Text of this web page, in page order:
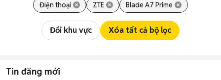
Điện thoại ZTE Blade A7 Prime
Đổi khu vực Xóa tất cả bộ lọc
Tin đăng mới